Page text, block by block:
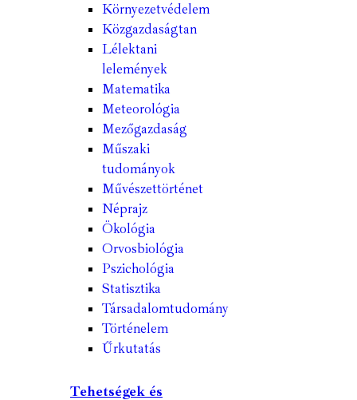
Környezetvédelem
Közgazdaságtan
Lélektani
lelemények
Matematika
Meteorológia
Mezőgazdaság
Műszaki
tudományok
Művészettörténet
Néprajz
Ökológia
Orvosbiológia
Pszichológia
Statisztika
Társadalomtudomány
Történelem
Űrkutatás
Tehetségek és